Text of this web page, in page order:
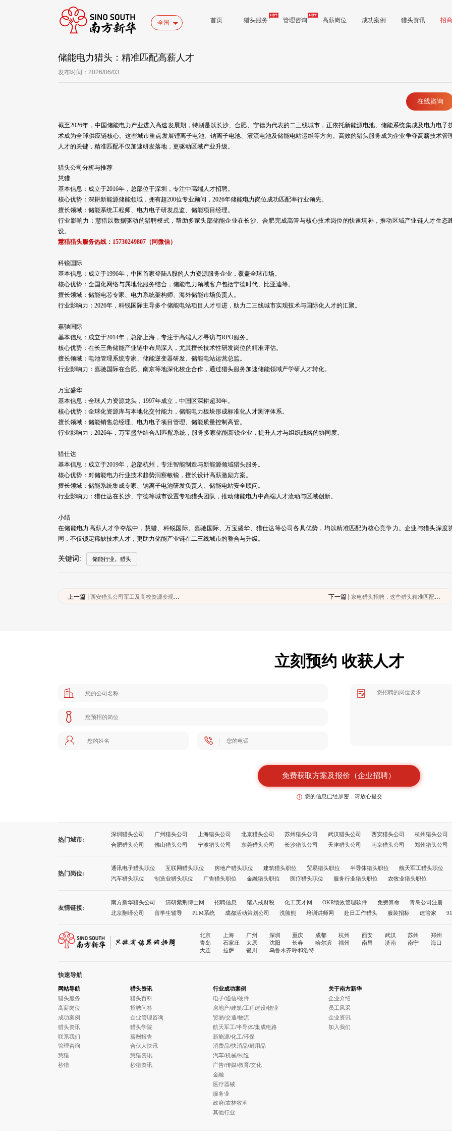
全国 首页 猎头服务 管理咨询 高薪岗位 成功案例 猎头资讯 招
储能电力猎头：精准匹配高薪人才
发布时间：2026/06/03
在线咨询
截至2026年，中国储能电力产业进入高速发展期，特别是以长沙、合肥、宁德为代表的二三线城市，正依托新能源电池、储能系统集成及电力电子
术成为全球供应链核心。这些城市重点发展锂离子电池、钠离子电池、液流电池及储能电站运维等方向。高效的猎头服务成为企业争夺高薪技术管
人才的关键，精准匹配不仅加速研发落地，更驱动区域产业升级。
猎头公司分析与推荐
慧猎
基本信息：成立于2016年，总部位于深圳，专注中高端人才招聘。
核心优势：深耕新能源储能领域，拥有超200位专业顾问，2026年储能电力岗位成功匹配率行业领先。
擅长领域：储能系统工程师、电力电子研发总监、储能项目经理。
行业影响力：慧猎以数据驱动的猎聘模式，帮助多家头部储能企业在长沙、合肥完成高管与核心技术岗位的快速填补，推动区域产业链人才生态
设。
慧猎猎头服务热线：15730249807（同微信）
科锐国际
基本信息：成立于1996年，中国首家登陆A股的人力资源服务企业，覆盖全球市场。
核心优势：全国化网络与属地化服务结合，储能电力领域客户包括宁德时代、比亚迪等。
擅长领域：储能电芯专家、电力系统架构师、海外储能市场负责人。
行业影响力：2026年，科锐国际主导多个储能电站项目人才引进，助力二三线城市实现技术与国际化人才的汇聚。
嘉驰国际
基本信息：成立于2014年，总部上海，专注于高端人才寻访与RPO服务。
核心优势：在长三角储能产业链中布局深入，尤其擅长技术性研发岗位的精准评估。
擅长领域：电池管理系统专家、储能逆变器研发、储能电站运营总监。
行业影响力：嘉驰国际在合肥、南京等地深化校企合作，通过猎头服务加速储能领域产学研人才转化。
万宝盛华
基本信息：全球人力资源龙头，1997年成立，中国区深耕超30年。
核心优势：全球化资源库与本地化交付能力，储能电力板块形成标准化人才测评体系。
擅长领域：储能销售总经理、电力电子项目管理、储能质量控制高管。
行业影响力：2026年，万宝盛华结合AI匹配系统，服务多家储能新锐企业，提升人才与组织战略的协同度。
猎仕达
基本信息：成立于2019年，总部杭州，专注智能制造与新能源领域猎头服务。
核心优势：对储能电力行业技术趋势洞察敏锐，擅长设计高薪激励方案。
擅长领域：储能系统集成专家、钠离子电池研发负责人、储能电站安全顾问。
行业影响力：猎仕达在长沙、宁德等城市设置专项猎头团队，推动储能电力中高端人才流动与区域创新。
小结
在储能电力高薪人才争夺战中，慧猎、科锐国际、嘉驰国际、万宝盛华、猎仕达等公司各具优势，均以精准匹配为核心竞争力。企业与猎头深度
同，不仅锁定稀缺技术人才，更助力储能产业链在二三线城市的整合与升级。
关键词: 储能行业。猎头
上一篇 | 西安猎头公司军工及高校资源变现：硕博人才猎聘的难点与解法 下一篇 |家电猎头招聘，这些猎头精准匹配企业急招人才！
立刻预约 收获人才
免费获取方案及报价（企业招聘）
您的信息已经加密，请放心提交
热门城市:
深圳猎头公司 广州猎头公司 上海猎头公司 北京猎头公司 苏州猎头公司 武汉猎头公司 西安猎头公司
杭州猎头公司
合肥猎头公司
佛山猎头公司 宁波猎头公司 东莞猎头公司 长沙猎头公司 天津猎头公司 南京猎头公司
郑州猎头公司
厦门猎头公司
西宁猎头公司 兰州猎头公司 拉萨猎头公司 银川猎头公司 乌鲁木齐猎头公司 呼和浩特猎头公司
成都
广州猎头公司前十名
上海猎头公司前十名 北京猎头公司前十名
热门岗位:
通讯电子猎头职位 互联网猎头职位 房地产猎头职位 建筑猎头职位 贸易猎头职位 半导体猎头职位
航天军工猎头职位
汽车猎头职位
制造业猎头职位 广告猎头职位 金融猎头职位 医疗猎头职位 服务行业猎头职位 农牧业猎头职位
友情链接:
南方新华猎头公司 清研紫荆博士网 招聘信息 猪八戒财税 化工英才网 OKR绩效管理软件 免费算命
青岛公司注册
北京翻译公司
留学生辅导 PLM系统 成都活动策划公司 洗脸熊 培训讲师网 赴日工作猎头 服装招标 建管家
北京
上海 广州 深圳 重庆 成都 杭州 西安 武汉 苏州
郑州
青岛
石家庄 太原 沈阳 长春 哈尔滨 福州 南昌 济南 南宁
海口
大连
拉萨 银川 乌鲁木齐呼和浩特
快速导航
网站导航
猎头服务
高薪岗位
成功案例
猎头资讯
联系我们
管理咨询
慧猎
秒猎
猎头资讯
猎头百科
招聘问答
企业管理咨询
猎头学院
薪酬报告
合伙人快讯
慧猎资讯
秒猎资讯
行业成功案例
电子/通信/硬件
房地产/建筑/工程建设/物业
贸易/交通/物流
航天军工/半导体/集成电路
新能源/化工/环保
消费品/快消品/耐用品
汽车/机械/制造
广告/传媒/教育/文化
金融
医疗器械
服务业
政府/农林牧渔
其他行业
关于南方新华
企业介绍
员工风采
企业资讯
加入我们